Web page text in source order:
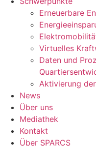
Erneuerbare
Virtuelles
Daten und
Aktivierung
News
Über uns
Mediathek
Kontakt
Über SPARCS